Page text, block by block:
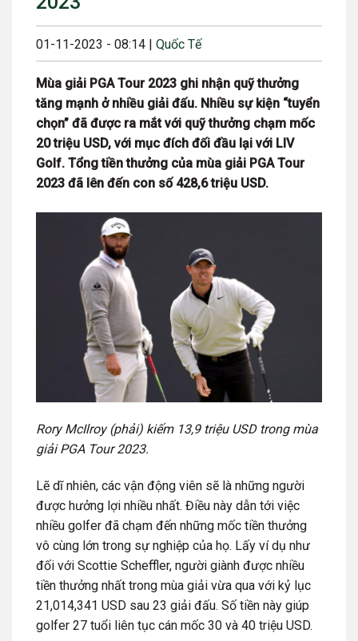
01-11-2023 - 08:14 | Quốc Tế
Mùa giải PGA Tour 2023 ghi nhận quỹ thưởng
tăng mạnh ở nhiều giải đấu. Nhiều sự kiện “tuyển
chọn” đã được ra mắt với quỹ thưởng chạm mốc
20 triệu USD, với mục đích đối đầu lại với LIV
Golf. Tổng tiền thưởng của mùa giải PGA Tour
2023 đã lên đến con số 428,6 triệu USD.
Rory McIlroy (phải) kiếm 13,9 triệu USD trong mùa
giải PGA Tour 2023.
Lẽ dĩ nhiên, các vận động viên sẽ là những người
được hưởng lợi nhiều nhất. Điều này dẫn tới việc
nhiều golfer đã chạm đến những mốc tiền thưởng
vô cùng lớn trong sự nghiệp của họ. Lấy ví dụ như
đối với Scottie Scheffler, người giành được nhiều
tiền thưởng nhất trong mùa giải vừa qua với kỷ lục
21,014,341 USD sau 23 giải đấu. Số tiền này giúp
golfer 27 tuổi liên tục cán mốc 30 và 40 triệu USD.